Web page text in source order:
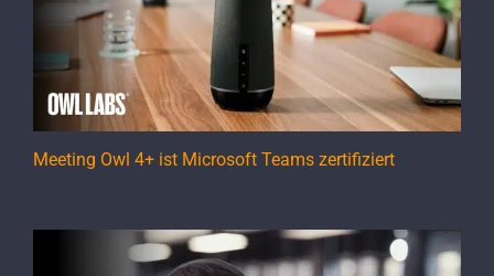
Meeting Owl 4+ ist Microsoft Teams zertifiziert